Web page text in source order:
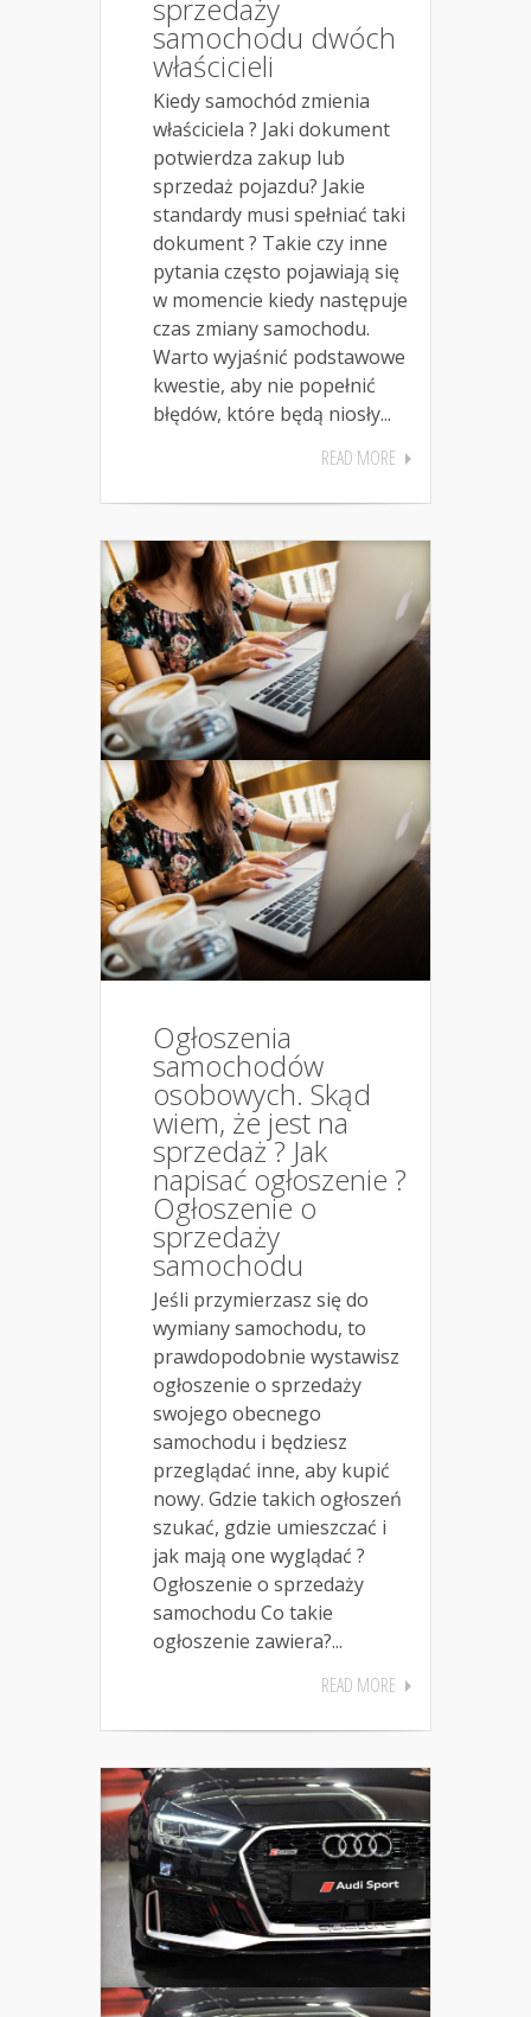
sprzedaży
samochodu dwóch
właścicieli
Kiedy samochód zmienia
właściciela ? Jaki dokument
potwierdza zakup lub
sprzedaż pojazdu? Jakie
standardy musi spełniać taki
dokument ? Takie czy inne
pytania często pojawiają się
w momencie kiedy następuje
czas zmiany samochodu.
Warto wyjaśnić podstawowe
kwestie, aby nie popełnić
błędów, które będą niosły...
READ MORE
Ogłoszenia
samochodów
osobowych. Skąd
wiem, że jest na
sprzedaż ? Jak
napisać ogłoszenie ?
Ogłoszenie o
sprzedaży
samochodu
Jeśli przymierzasz się do
wymiany samochodu, to
prawdopodobnie wystawisz
ogłoszenie o sprzedaży
swojego obecnego
samochodu i będziesz
przeglądać inne, aby kupić
nowy. Gdzie takich ogłoszeń
szukać, gdzie umieszczać i
jak mają one wyglądać ?
Ogłoszenie o sprzedaży
samochodu Co takie
ogłoszenie zawiera?...
READ MORE